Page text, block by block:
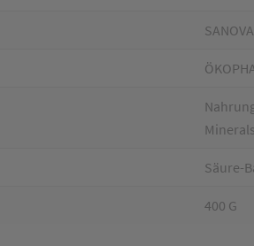
Säure-
400 G